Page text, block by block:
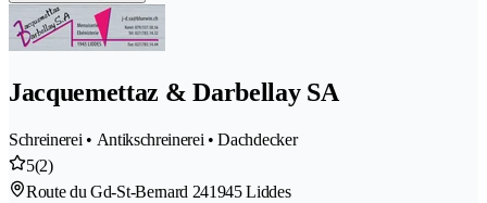
Jacquemettaz & Darbellay SA
Schreinerei • Antikschreinerei • Dachdecker
5(2)
Route du Gd-St-Bernard 241945 Liddes